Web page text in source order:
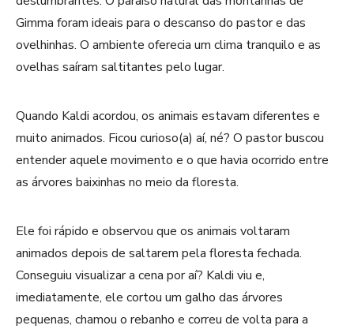
Gimma foram ideais para o descanso do pastor e das
ovelhinhas. O ambiente oferecia um clima tranquilo e as
ovelhas saíram saltitantes pelo lugar.
Quando Kaldi acordou, os animais estavam diferentes e
muito animados. Ficou curioso(a) aí, né? O pastor buscou
entender aquele movimento e o que havia ocorrido entre
as árvores baixinhas no meio da floresta.
Ele foi rápido e observou que os animais voltaram
animados depois de saltarem pela floresta fechada.
Conseguiu visualizar a cena por aí? Kaldi viu e,
imediatamente, ele cortou um galho das árvores
pequenas, chamou o rebanho e correu de volta para a